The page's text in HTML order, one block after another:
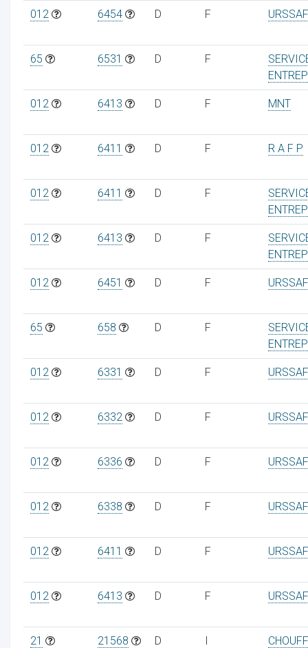
012 6454 D F
65 6531 D F
012 6413 D F MNT
012 6411 D F R A F P
012 6411 D F
012 6413 D F
012 6451 D F
65 658 D F
012 6331 D F
012 6332 D F
012 6336 D F
012 6338 D F
012 6411 D F
012 6413 D F
21 21568 D I